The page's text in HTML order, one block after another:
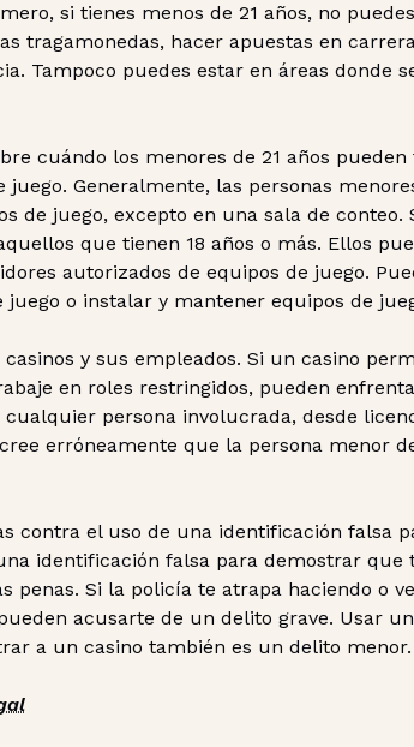
si tienes menos de 21 años, no
tragamonedas, hacer apuestas en
Tampoco puedes estar en áreas donde
cuándo los menores de 21 años
Generalmente, las personas
de juego, excepto en una sala de conteo.
que tienen 18 años o más. Ellos
autorizados de equipos de juego.
o instalar y mantener equipos de
y sus empleados. Si un casino
en roles restringidos, pueden
persona involucrada, desde
erróneamente que la persona menor
contra el uso de una identificación falsa
identificación falsa para demostrar que
penas. Si la policía te atrapa haciendo o
acusarte de un delito grave. Usar
a un casino también es un delito menor.